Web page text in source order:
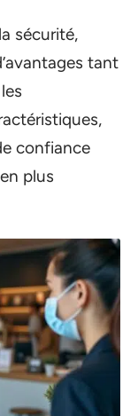
sécurité,
tant
confiance
plus